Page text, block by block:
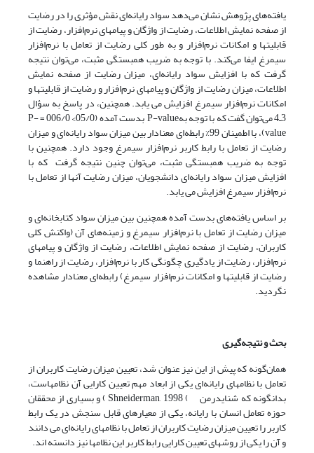
یافته‌های پژوهش نشان می‌دهد سواد رایانه‌ای نقش مؤثری را در رضایت
از صفحه نمایش اطلاعات، رضایت از واژگان و پیامهای نرم‌افزار، رضایت از
قابلیتها و امکانات نرم‌افزار و به طور کلی رضایت از تعامل با نرم‌افزار
سیمرغ ایفا می‌کند. با توجه به ضریب همبستگی مثبت، می‌توان نتیجه
گرفت که با افزایش سواد رایانه‌ای، میزان رضایت از صفحه نمایش
اطلاعات، میزان رضایت از واژگان و پیامهای نرم‌افزار و رضایت از قابلیتها و
امکانات نرم‌افزار سیمرغ افزایش می یابد. همچنین، در پاسخ به سؤال
3ـ4 می‌توان گفت که با توجه بهP-value بدست آمده (05/0> 006/0 = P-
value)، با اطمینان 99% رابطه‌ای معنادار بین میزان سواد رایانه‌ای و میزان
رضایت از تعامل با رابط کاربر نرم‌افزار سیمرغ وجود دارد. همچنین با
توجه به ضریب همبستگی مثبت، می‌توان چنین نتیجه گرفت که با
افزایش میزان سواد رایانه‌ای دانشجویان، میزان رضایت آنها از تعامل با
نرم‌افزار سیمرغ افزایش می یابد.
بر اساس یافته‌های بدست آمده همچنین بین میزان سواد کتابخانه‌ای و
میزان رضایت از تعامل با نرم‌افزار سیمرغ و زمینه‌های آن (واکنش کلی
کاربران، رضایت از صفحه نمایش اطلاعات، رضایت از واژگان و پیامهای
نرم‌افزار، رضایت از یادگیری چگونگی کار با نرم‌افزار، رضایت از راهنما و
رضایت از قابلیتها و امکانات نرم‌افزار سیمرغ) رابطه‌ای معنادار مشاهده
نگردید.
بحث و نتیجه‌گیری
همان‌گونه که پیش از این نیز عنوان شد، تعیین میزان رضایت کاربران از
تعامل با نظامهای رایانه‌ای یکی از ابعاد مهم تعیین کارایی آن نظامهاست،
بدانگونه که شنایدرمن ) Shneiderman, 1998 ) و بسیاری از محققان
حوزه تعامل انسان با رایانه، یکی از معیارهای قابل سنجش در یک رابط
کاربر را تعیین میزان رضایت کاربران از تعامل با نظامهای رایانه‌ای می دانند
و آن را یکی از روشهای تعیین کارایی رابط کاربر این نظامها نیز دانسته اند.